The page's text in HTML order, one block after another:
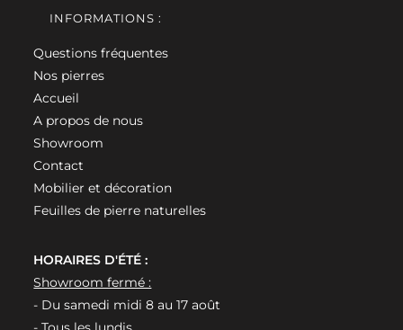
INFORMATIONS :
Questions fréquentes
Nos pierres
Accueil
A propos de nous
Showroom
Contact
Mobilier et décoration
Feuilles de pierre naturelles
HORAIRES D'ÉTÉ :
Showroom fermé :
- Du samedi midi 8 au 17 août